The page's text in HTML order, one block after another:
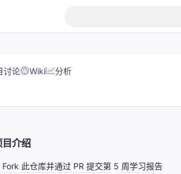
讨论 Wiki 分析
目介绍
Fork 此仓库并通过 PR 提交第 5 周学习报告